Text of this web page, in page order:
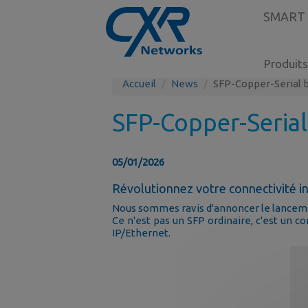
Produits
Accueil News SFP-Copper-Serial
SFP-Copper-
05/01/2026
Révolutionnez votre connectivité
Nous sommes ravis d'annoncer le
Ce n'est pas un SFP ordinaire, c'est un
IP/Ethernet.